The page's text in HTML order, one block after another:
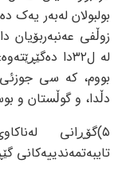
بولبولان له‌به‌ر یه‌ک
زوڵفی عه‌نبه‌ربۆیان
له‌ ل٣٢دا
بووم، که‌ سی
دڵدا، و گوڵستان و
٥)گۆڕانی
تایبه‌تمه‌ندییه‌کانی